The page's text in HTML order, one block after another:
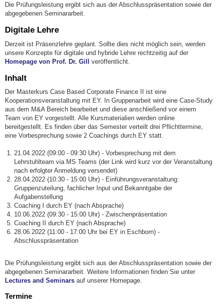
Die Prüfungsleistung ergibt sich aus der Abschlusspräsentation sowie der
abgegebenen Seminararbeit.
Digitale Lehre
Derzeit ist Präsenzlehre geplant. Sollte dies nicht möglich sein, werden
unsere Konzepte für digitale und hybride Lehre rechtzeitig auf der
Homepage von Prof. Dr. Gill veröffentlicht.
Inhalt
Der Masterkurs Case Based Corporate Finance II ist eine
Kooperationsveranstaltung mit EY. In Gruppenarbeit wird eine Case-Study
aus dem M&A Bereich bearbeitet und diese anschließend vor einem
Team von EY vorgestellt. Alle Kursmaterialien werden online
bereitgestellt. Es finden über das Semester verteilt drei Pflichttermine,
eine Vorbesprechung sowie 2 Coachings durch EY statt.
21.04.2022 (09:00 - 09:30 Uhr) - Vorbesprechung mit dem
Lehrstuhlteam via MS Teams (der Link wird kurz vor der Veranstaltung
nach erfolgter Anmeldung versendet)
28.04.2022 (10:30 - 15:00 Uhr) - Einführungsveranstaltung:
Gruppenzuteilung, fachlicher Input und Bekanntgabe der
Aufgabenstellung
Coaching I durch EY (nach Absprache)
10.06.2022 (09:30 - 15:00 Uhr) - Zwischenpräsentation
Coaching II durch EY (nach Absprache)
28.06.2022 (11:00 - 17:00 Uhr bei EY in Eschborn) -
Abschlusspräsentation
Die Prüfungsleistung ergibt sich aus der Abschlusspräsentation sowie der
abgegebenen Seminararbeit. Weitere Informationen finden Sie unter
Lectures and Seminars auf unserer Homepage.
Termine